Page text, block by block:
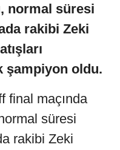
normal süresi
rakibi Zeki
şampiyon oldu.
final maçında
süresi
rakibi Zeki